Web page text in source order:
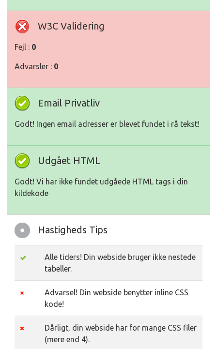
W3C Validering
Fejl : 0
Advarsler : 0
Email Privatliv
Godt! Ingen email adresser er blevet fundet i rå tekst!
Udgået HTML
Godt! Vi har ikke fundet udgåede HTML tags i din
kildekode
Hastigheds Tips
Alle tiders! Din webside bruger ikke nestede
tabeller.
Advarsel! Din webside benytter inline CSS
kode!
Dårligt, din webside har for mange CSS filer
(mere end 4).